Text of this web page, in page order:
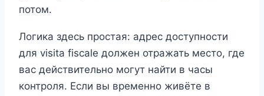
потом.
Логика здесь простая: адрес доступности
для visita fiscale должен отражать место, где
вас действительно могут найти в часы
контроля. Если вы временно живёте в